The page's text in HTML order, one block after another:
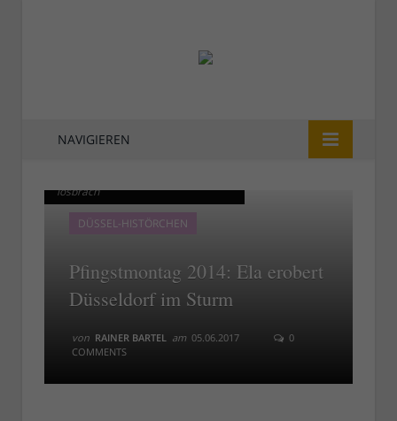
NAVIGIEREN
losbrach
DÜSSEL-HISTÖRCHEN
Pfingstmontag 2014: Ela erobert
Düsseldorf im Sturm
von RAINER BARTEL am 05.06.2017
0
COMMENTS
losbrach